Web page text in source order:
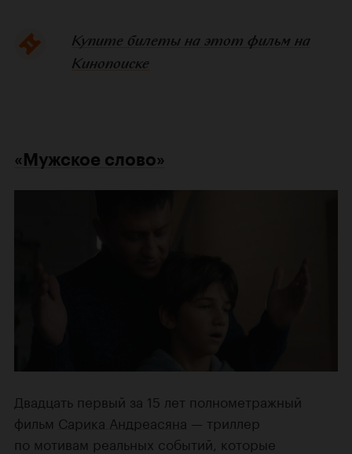
Купите билеты на этот фильм на
Кинопоиске
«Мужское слово»
Двадцать первый за 15 лет полнометражный
фильм Сарика Андреасяна — триллер
по мотивам реальных событий, которые